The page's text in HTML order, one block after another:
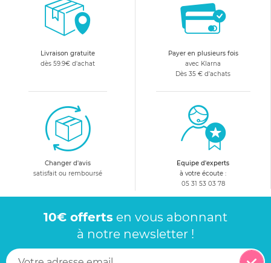
Livraison gratuite
dès 59.9€ d'achat
Payer en plusieurs fois
avec Klarna
Dès 35 € d'achats
Changer d'avis
satisfait ou remboursé
Equipe d'experts
à votre écoute :
05 31 53 03 78
10€ offerts en vous abonnant
à notre newsletter !